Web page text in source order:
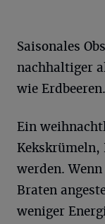
Saisonales
nachhaltiger
wie Erdbeeren.
Ein
Kekskrümeln,
werden.
Braten
weniger